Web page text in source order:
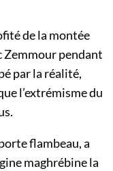
de la montée
Zemmour pendant
par la réalité,
l’extrémisme du
flambeau, a
maghrébine la